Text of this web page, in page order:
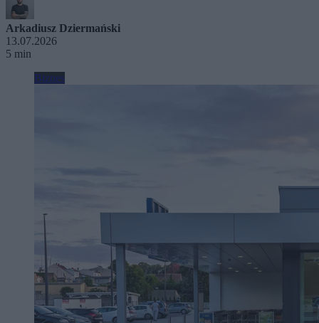
Arkadiusz Dziermański
13.07.2026
5 min
Biznes